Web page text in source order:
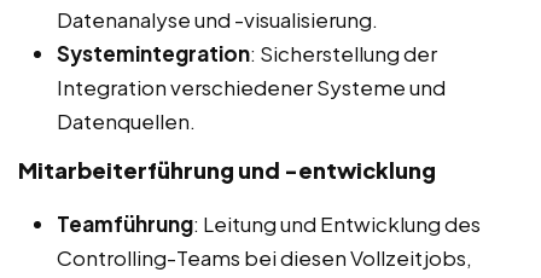
Datenanalyse und -visualisierung.
Systemintegration: Sicherstellung der
Integration verschiedener Systeme und
Datenquellen.
Mitarbeiterführung und -entwicklung
Teamführung: Leitung und Entwicklung des
Controlling-Teams bei diesen Vollzeitjobs,